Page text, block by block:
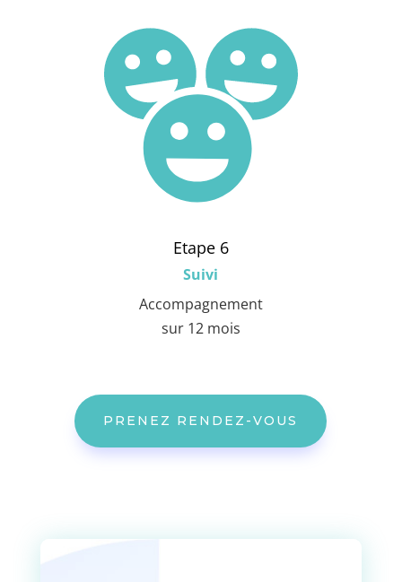
Etape 6
Suivi
Accompagnement
sur 12 mois
PRENEZ RENDEZ-VOUS